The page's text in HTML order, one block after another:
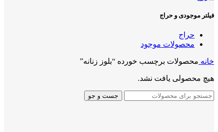
فیلتر موجودی و حراج
حراج
محصولات موجود
خانه محصولات برچسب خورده “بلوز زنانه”
هیچ محصولی یافت نشد.
جست و جو